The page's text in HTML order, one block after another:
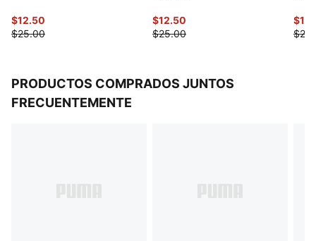
$12.50
$25.00
$12.50
$25.00
PRODUCTOS COMPRADOS JUNTOS
FRECUENTEMENTE